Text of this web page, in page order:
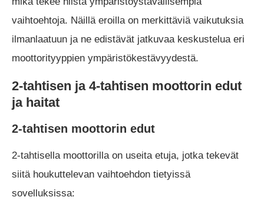
vaihtoehtoja. Näillä eroilla on merkittäviä vaikutuksia
ilmanlaatuun ja ne edistävät jatkuvaa keskustelua eri
moottorityyppien ympäristökestävyydestä.
2-tahtisen ja 4-tahtisen moottorin edut
ja haitat
2-tahtisen moottorin edut
2-tahtisella moottorilla on useita etuja, jotka tekevät
siitä houkuttelevan vaihtoehdon tietyissä
sovelluksissa: